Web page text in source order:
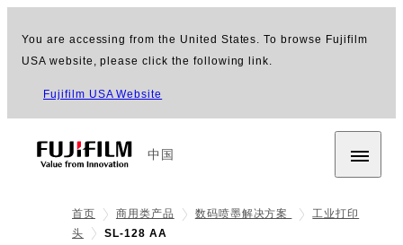
You are accessing from the United States. To browse Fujifilm
USA website, please click the following link.
Fujifilm USA Website
中国
首页 商用类产品 数码喷墨解决方案
工业打印
头
SL-128 AA